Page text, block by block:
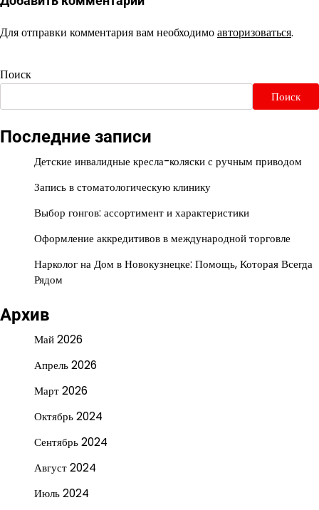
Для отправки комментария вам необходимоавторизоваться.
Поиск
Поиск
Последние записи
Детские инвалидные кресла-коляски с ручным приводом
Запись в стоматологическую клинику
Выбор гонгов: ассортимент и характеристики
Оформление аккредитивов в международной торговле
Нарколог на Дом в Новокузнецке: Помощь, Которая Всегда
Рядом
Архив
Май 2026
Апрель 2026
Март 2026
Октябрь 2024
Сентябрь 2024
Август 2024
Июль 2024